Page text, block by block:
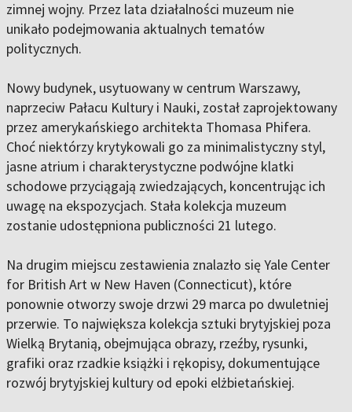
zimnej wojny. Przez lata działalności muzeum nie
unikało podejmowania aktualnych tematów
politycznych.
Nowy budynek, usytuowany w centrum Warszawy,
naprzeciw Pałacu Kultury i Nauki, został zaprojektowany
przez amerykańskiego architekta Thomasa Phifera.
Choć niektórzy krytykowali go za minimalistyczny styl,
jasne atrium i charakterystyczne podwójne klatki
schodowe przyciągają zwiedzających, koncentrując ich
uwagę na ekspozycjach. Stała kolekcja muzeum
zostanie udostępniona publiczności 21 lutego.
Na drugim miejscu zestawienia znalazło się Yale Center
for British Art w New Haven (Connecticut), które
ponownie otworzy swoje drzwi 29 marca po dwuletniej
przerwie. To największa kolekcja sztuki brytyjskiej poza
Wielką Brytanią, obejmująca obrazy, rzeźby, rysunki,
grafiki oraz rzadkie książki i rękopisy, dokumentujące
rozwój brytyjskiej kultury od epoki elżbietańskiej.